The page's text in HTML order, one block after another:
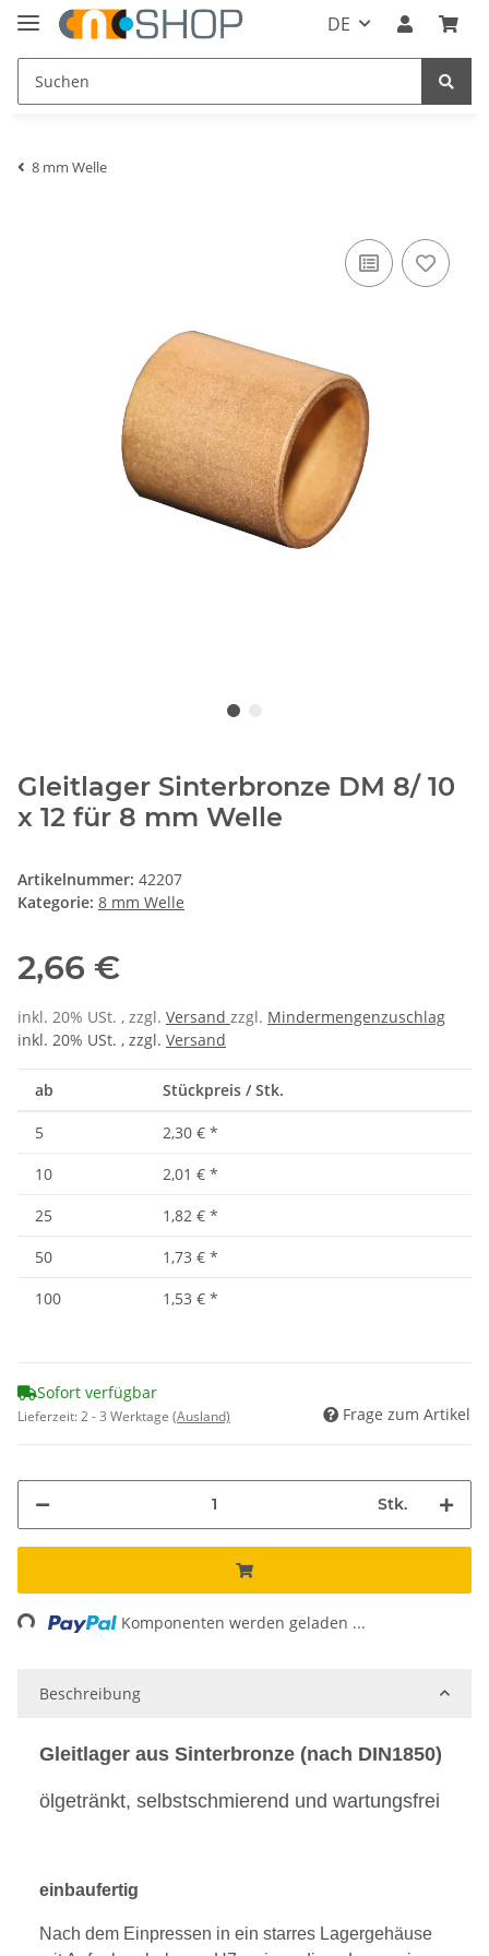
DE
8 mm Welle
Gleitlager Sinterbronze DM 8/ 10
x 12 für 8 mm Welle
Artikelnummer: 42207
Kategorie: 8 mm Welle
2,66 €
inkl. 20% USt. , zzgl. Versand zzgl. Mindermengenzuschlag
inkl. 20% USt. , zzgl. Versand
ab Stückpreis / Stk.
5 2,30 € *
10
2,01 € *
25
1,82 € *
50
1,73 € *
100
1,53 € *
Sofort verfügbar
Lieferzeit:2 - 3 Werktage (Ausland) Frage zum Artikel
Stk.
Komponenten werden geladen ...
Beschreibung
Gleitlager aus Sinterbronze (nach DIN1850)
ölgetränkt, selbstschmierend und wartungsfrei
einbaufertig
Nach dem Einpressen in ein starres Lagergehäuse